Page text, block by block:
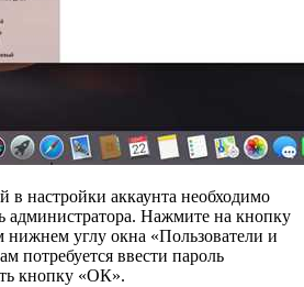
в настройки аккаунта необходимо
администратора. Нажмите на кнопку
нижнем углу окна «Пользователи и
потребуется ввести пароль
кнопку «ОК».